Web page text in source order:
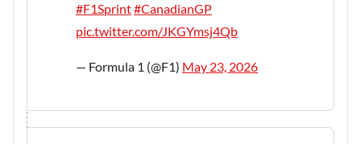
#F1Sprint#CanadianGP
pic.twitter.com/JKGYmsj4Qb
— Formula 1 (@F1) May 23, 2026